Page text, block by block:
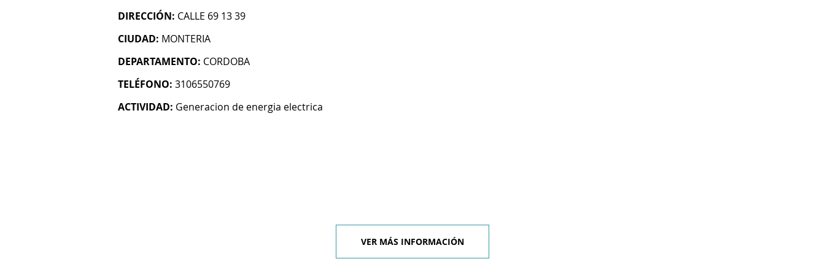
DIRECCIÓN: CALLE 69 13 39
CIUDAD: MONTERIA
DEPARTAMENTO: CORDOBA
TELÉFONO: 3106550769
ACTIVIDAD: Generacion de energia electrica
VER MÁS INFORMACIÓN